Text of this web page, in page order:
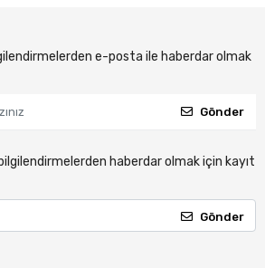
e-posta ile haberdar olmak
Gönder
haberdar olmak için kayıt
Gönder